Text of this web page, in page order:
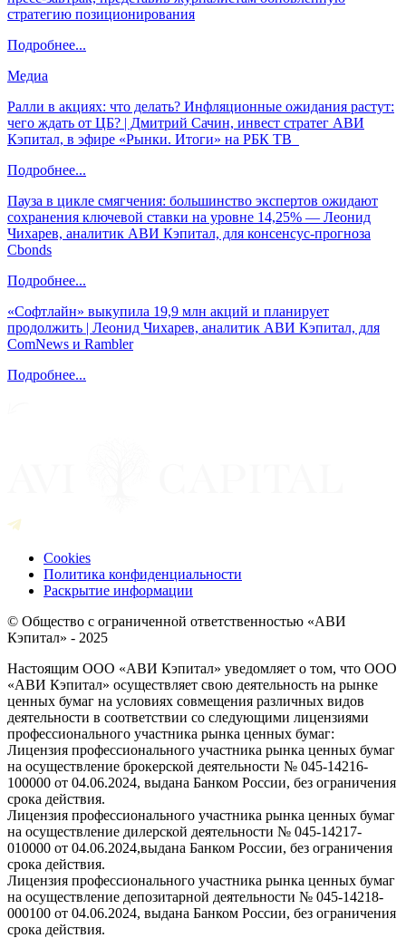
стратегию позиционирования
Подробнее...
Медиа
Ралли в акциях: что делать? Инфляционные ожидания растут:
чего ждать от ЦБ? | Дмитрий Сачин, инвест стратег АВИ
Кэпитал, в эфире «Рынки. Итоги» на РБК ТВ
Подробнее...
Пауза в цикле смягчения: большинство экспертов ожидают
сохранения ключевой ставки на уровне 14,25% — Леонид
Чихарев, аналитик АВИ Кэпитал, для консенсус-прогноза
Cbonds
Подробнее...
«Софтлайн» выкупила 19,9 млн акций и планирует
продолжить | Леонид Чихарев, аналитик АВИ Кэпитал, для
ComNews и Rambler
Подробнее...
Cookies
Политика конфиденциальности
Раскрытие информации
© Общество с ограниченной ответственностью «АВИ
Кэпитал» - 2025
Настоящим ООО «АВИ Кэпитал» уведомляет о том, что ООО
«АВИ Кэпитал» осуществляет свою деятельность на рынке
ценных бумаг на условиях совмещения различных видов
деятельности в соответствии со следующими лицензиями
профессионального участника рынка ценных бумаг:
Лицензия профессионального участника рынка ценных бумаг
на осуществление брокерской деятельности № 045-14216-
100000 от 04.06.2024, выдана Банком России, без ограничения
срока действия.
Лицензия профессионального участника рынка ценных бумаг
на осуществление дилерской деятельности № 045-14217-
010000 от 04.06.2024,выдана Банком России, без ограничения
срока действия.
Лицензия профессионального участника рынка ценных бумаг
на осуществление депозитарной деятельности № 045-14218-
000100 от 04.06.2024, выдана Банком России, без ограничения
срока действия.